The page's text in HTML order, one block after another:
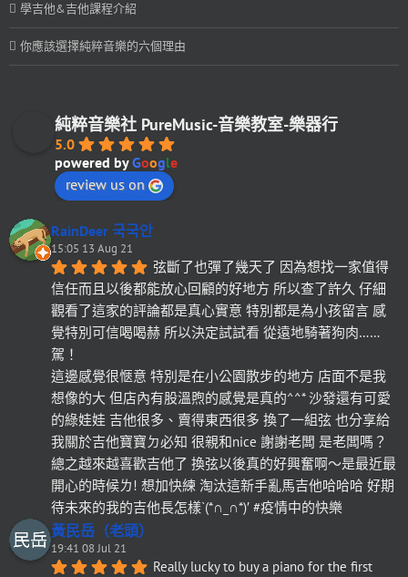
學吉他&吉他課程介紹
你應該選擇純粹音樂的六個理由
純粹音樂社 PureMusic-音樂教室-樂器行
5.0
powered byGoogle
review us on
RainDeer 국국안
15:05 13 Aug 21
弦斷了也彈了幾天了 因為想找一家值得
信任而且以後都能放心回顧的好地方 所以查了許久 仔細
觀看了這家的評論都是真心實意 特別都是為小孩留言 感
覺特別可信喝喝赫 所以決定試試看 從遠地騎著狗肉……
駕！
這邊感覺很愜意 特別是在小公園散步的地方 店面不是我
想像的大 但店內有股溫煦的感覺是真的^^* 沙發還有可愛
的綠娃娃 吉他很多、賣得東西很多 換了一組弦 也分享給
我關於吉他寶寶ㄉ必知 很親和nice 謝謝老闆 是老闆嗎？
總之越來越喜歡吉他了 換弦以後真的好興奮啊～是最近最
開心的時候ㄌ! 想加快練 淘汰這新手亂馬吉他哈哈哈 好期
待未來的我的吉他長怎樣`(*∩_∩*)′ #疫情中的快樂
黃民岳（老頭）
19:41 08 Jul 21
Really lucky to buy a piano for the first